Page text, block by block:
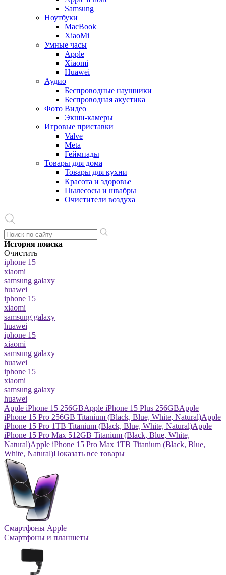
Samsung
Ноутбуки
MacBook
XiaoMi
Умные часы
Apple
Xiaomi
Huawei
Аудио
Беспроводные наушники
Беспроводная акустика
Фото Видео
Экшн-камеры
Игровые приставки
Valve
Meta
Геймпады
Товары для дома
Товары для кухни
Красота и здоровье
Пылесосы и швабры
Очистители воздуха
История поиска
Очистить
iphone 15
xiaomi
samsung galaxy
huawei
iphone 15
xiaomi
samsung galaxy
huawei
iphone 15
xiaomi
samsung galaxy
huawei
iphone 15
xiaomi
samsung galaxy
huawei
Apple iPhone 15 256GBApple iPhone 15 Plus 256GBApple
iPhone 15 Pro 256GB Titanium (Black, Blue, White, Natural)Apple
iPhone 15 Pro 1TB Titanium (Black, Blue, White, Natural)Apple
iPhone 15 Pro Max 512GB Titanium (Black, Blue, White,
Natural)Apple iPhone 15 Pro Max 1TB Titanium (Black, Blue,
White, Natural)Показать все товары
Смартфоны Apple
Смартфоны и планшеты